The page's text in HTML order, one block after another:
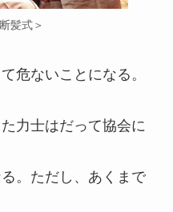
髪式＞
危ないことになる。
力士はだって協会に
。ただし、あくまで